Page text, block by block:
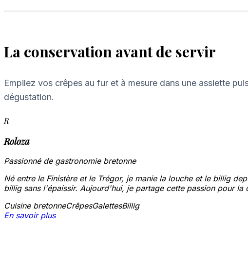
La conservation avant de servir
Empilez vos crêpes au fur et à mesure dans une assiette
dégustation.
R
Roloza
Passionné de gastronomie bretonne
Né entre le Finistère et le Trégor, je manie la louche et le billig
billig sans l'épaissir. Aujourd'hui, je partage cette passion pour la
Cuisine bretonneCrêpesGalettesBillig
En savoir plus